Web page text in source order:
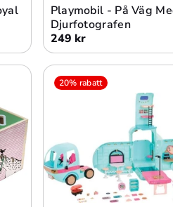
Playmobil - På Väg
Djurfotografen
249 kr
20% rabatt